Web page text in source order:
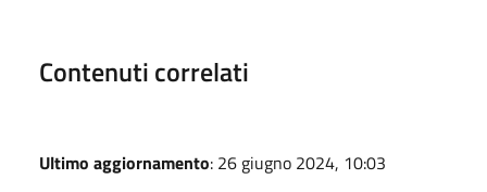
Contenuti correlati
Ultimo aggiornamento: 26 giugno 2024, 10:03